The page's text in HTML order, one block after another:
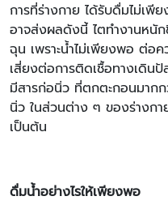
การที่ร่างกาย ได้รับดื่มไม่เ
อาจส่งผลดังนี้ ไตทำงานหนัก
ฉุน เพราะน้ำไม่เพียงพอ ต่อ
เสี่ยงต่อการติดเชื้อทางเดิน
มีสารก่อนิ่ว ที่ตกตะกอนมากก
นิ่ว ในส่วนต่าง ๆ ของร่างกา
เป็นต้น
ดื่มน้ำอย่างไรให้เพียงพอ